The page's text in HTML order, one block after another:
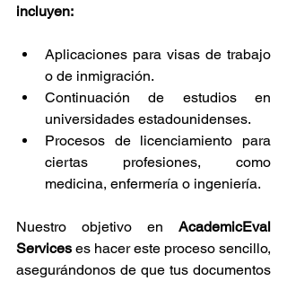
incluyen:
Aplicaciones para visas de trabajo
o de inmigración.
Continuación de estudios en
universidades estadounidenses.
Procesos de licenciamiento para
ciertas profesiones, como
medicina, enfermería o ingeniería.
Nuestro objetivo en AcademicEval
Services es hacer este proceso sencillo,
asegurándonos de que tus documentos